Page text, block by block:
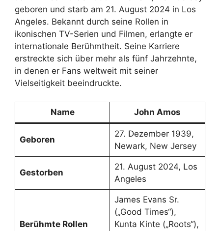
geboren und starb am 21. August 2024 in Los
Angeles. Bekannt durch seine Rollen in
ikonischen TV-Serien und Filmen, erlangte er
internationale Berühmtheit. Seine Karriere
erstreckte sich über mehr als fünf Jahrzehnte,
in denen er Fans weltweit mit seiner
Vielseitigkeit beeindruckte.
Name John Amos
Geboren
27. Dezember 1939,
Newark, New Jersey
Gestorben
21. August 2024, Los
Angeles
Berühmte Rollen
James Evans Sr.
(„Good Times“),
Kunta Kinte („Roots“),